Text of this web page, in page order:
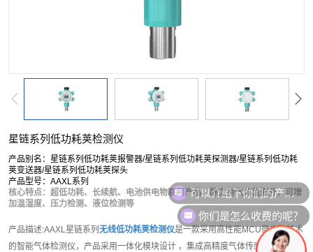
星链系列低功耗荚检测仪
产品别名：星链系列低功耗荚报警器/星链系列低功耗荚探测器/星链系列低功耗
荚变送器/星链系列低功耗荚探头
产品型号：AAXL系列
核心特点：超低功耗、长续航、电池供电物联网产品、除支持气体监测外，可增
加温湿度、压力检测、液位检测等
产品描述:AAXL星链系列 无线低功耗荚检测仪是一款采用高性能MCU微电脑技术
的智能气体检测仪，产品采用一体化模块设计 ，集成高精度气体传感器模块、数
你们是怎么收费的呢？